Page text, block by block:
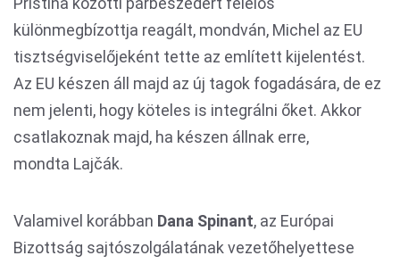
különmegbízottja reagált, mondván, Michel az EU
tisztségviselőjeként tette az említett kijelentést.
Az EU készen áll majd az új tagok fogadására, de ez
nem jelenti, hogy köteles is integrálni őket. Akkor
csatlakoznak majd, ha készen állnak erre,
mondta Lajčák.
Valamivel korábban Dana Spinant, az Európai
Bizottság sajtószolgálatának vezetőhelyettese